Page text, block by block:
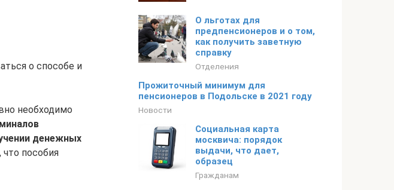
о способе и
необходимо
денежных
пособия
О льготах для
предпенсионеров и о том,
как получить заветную
справку
Отделения
Прожиточный минимум для
пенсионеров в Подольске в 2021 году
Новости
Социальная карта
москвича: порядок
выдачи, что дает,
образец
Гражданам